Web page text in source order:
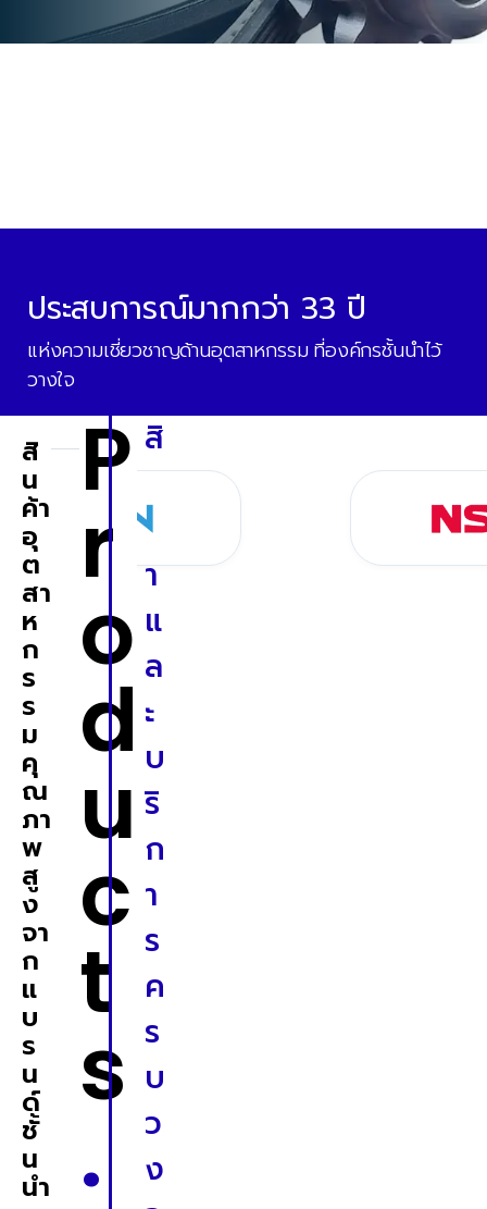
ประสบการณ์มากกว่า 33 ปี
แห่งความเชี่ยวชาญด้านอุตสาหกรรม ที่องค์กรชั้นนำไว้
วางใจ
สิ
น
ค้า
อุ
ต
สา
ห
ก
ร
ร
ม
คุ
ณ
ภา
พ
สู
ง
จา
ก
แ
บ
ร
น
ด์
ชั้
น
นำ
P
r
o
d
u
c
t
s
.
สิ
น
ค้
า
แ
ล
ะ
บ
ริ
ก
า
ร
ค
ร
บ
ว
ง